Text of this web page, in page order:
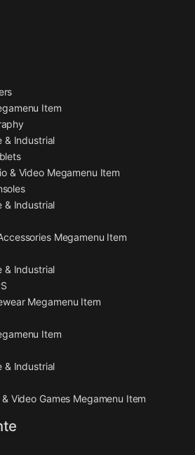
Item
& Industrial
& Video Megamenu Item
& Industrial
Megamenu Item
& Industrial
Megamenu Item
Item
& Industrial
Video Games Megamenu Item